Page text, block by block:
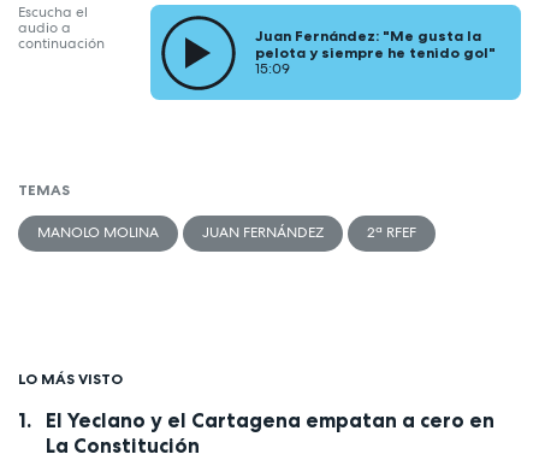
Escucha el
audio a
continuación
Juan Fernández: "Me gusta la
pelota y siempre he tenido gol"
15:09
TEMAS
MANOLO MOLINA JUAN FERNÁNDEZ 2ª RFEF
LO MÁS VISTO
El Yeclano y el Cartagena empatan a cero en
La Constitución